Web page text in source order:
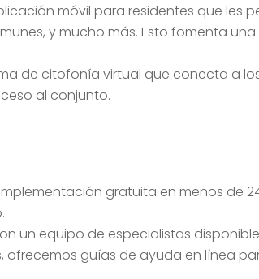
móvil para residentes que les
y mucho más. Esto fomenta
de citofonía virtual que conecta a
al conjunto.
gratuita en menos de
un equipo de especialistas
ofrecemos guías de ayuda en línea